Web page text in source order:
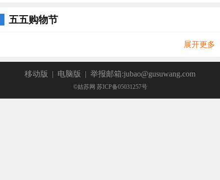
五五购物节
展开更多
移动版 | 电脑版 | 举报邮箱:jubao@gusuwang.com
©姑苏网 苏ICP备05031257号